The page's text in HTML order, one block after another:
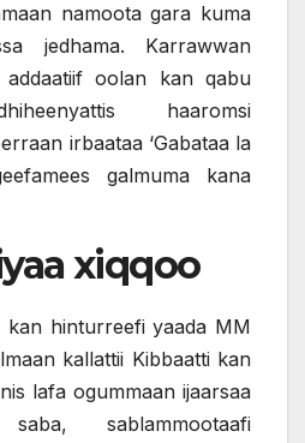
namoota gara kuma
jedhama. Karrawwan
addaatiif oolan kan qabu
haaromsi
irbaataa ‘Gabataa la
galmuma kana
xiqqoo
hinturreefi yaada MM
kallattii Kibbaatti kan
lafa ogummaan ijaarsaa
sablammootaafi